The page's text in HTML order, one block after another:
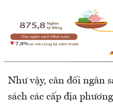
Như vậy, cân đối ngân
sách các cấp địa